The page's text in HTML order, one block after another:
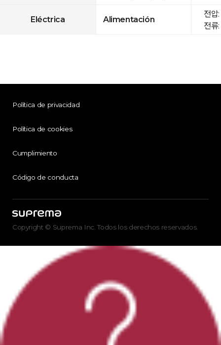
Eléctrica Alimentación
전압
전류
Política de privacidad
Política de cookies
Cumplimiento
Código de conducta
Copyright © Suprema Inc. Todos los derechos reservados.